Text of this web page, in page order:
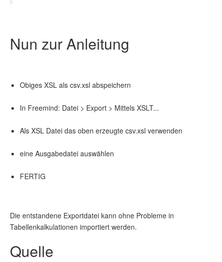
Nun zur Anleitung
Obiges XSL als csv.xsl abspeichern
In Freemind: Datei > Export > Mittels XSLT...
Als XSL Datei das oben erzeugte csv.xsl verwenden
eine Ausgabedatei auswählen
FERTIG
Die entstandene Exportdatei kann ohne Probleme in
Tabellenkalkulationen importiert werden.
Quelle